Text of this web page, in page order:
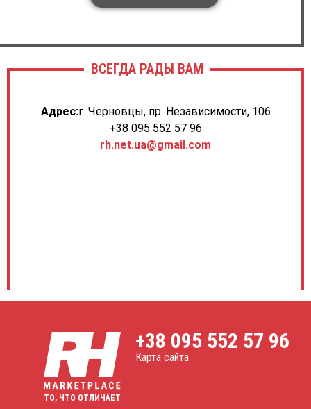
ВСЕГДА РАДЫ ВАМ
Адрес:г. Черновцы, пр. Независимости, 106
+38 095 552 57 96
rh.net.ua@gmail.com
ТО, ЧТО ОТЛИЧАЕТ
+38 095 552 57 96
Карта сайта